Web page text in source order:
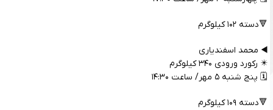
🔻دسته ۱۰۲ کیلوگرم
◀️ محمد اسفندیاری
✴️ رکورد ورودی ۳۴۰ کیلوگرم
🗓️ پنج شنبه ۵ مهر/ ساعت ۱۴:۳۰
🔻دسته ۱۰۹ کیلوگرم